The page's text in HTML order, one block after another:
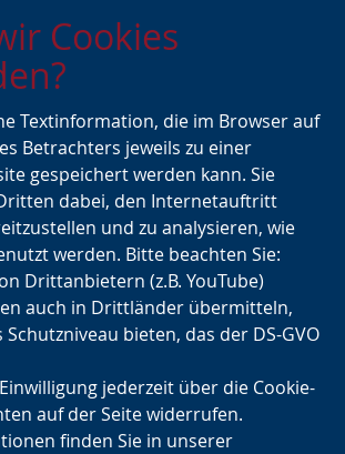
Zur
Hauptnavigation
Zur
Seitennavigation
Zum
Inhalt
Cookies
Textinformation, die im Browser auf
Betrachters jeweils zu einer
gespeichert werden kann. Sie
dabei, den Internetauftritt
und zu analysieren, wie
werden. Bitte beachten Sie:
Drittanbietern (z.B. YouTube)
auch in Drittländer übermitteln,
bieten, das der DS-GVO
jederzeit über die Cookie-
auf der Seite widerrufen.
finden Sie in unserer